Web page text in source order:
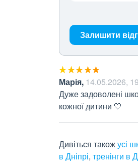
Залишити
Марія, 14.05.2026,
Дуже задоволені
кожної дитини 🤍
Дивіться такожусі
в Дніпрі, тренінги в